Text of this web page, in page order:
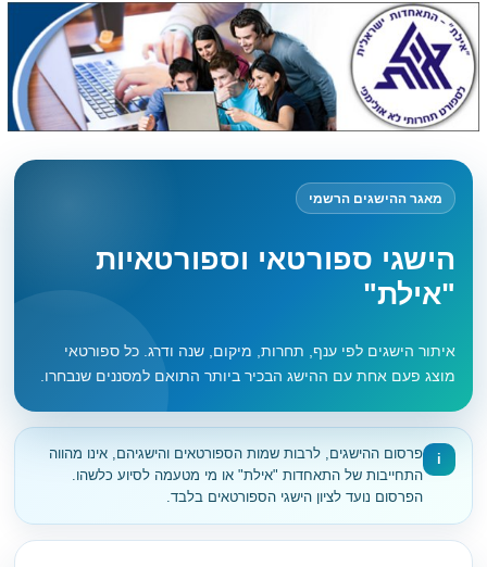
מאגר ההישגים הרשמי
הישגי ספורטאי וספורטאיות
"אילת"
איתור הישגים לפי ענף, תחרות, מיקום, שנה ודרג. כל ספורטאי
מוצג פעם אחת עם ההישג הבכיר ביותר התואם למסננים שנבחרו.
i
פרסום ההישגים, לרבות שמות הספורטאים והישגיהם, אינו מהווה
התחייבות של התאחדות "אילת" או מי מטעמה לסיוע כלשהו.
הפרסום נועד לציון הישגי הספורטאים בלבד.